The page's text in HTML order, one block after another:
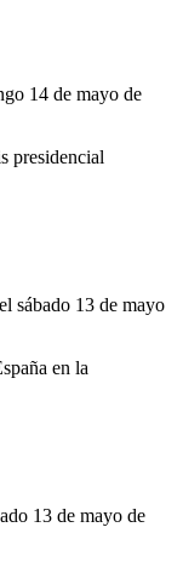
14 de mayo de
sábado 13 de mayo
13 de mayo de